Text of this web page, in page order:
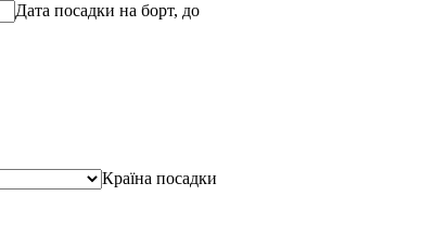
Дата посадки на борт, до
Країна посадки